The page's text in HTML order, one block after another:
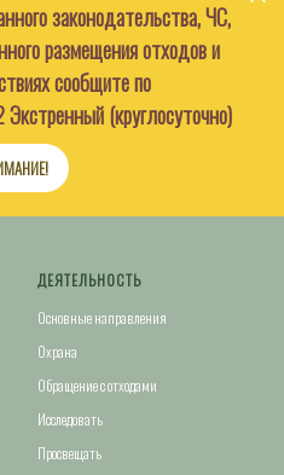
законодательства, ЧС,
размещения отходов и
сообщите по
Экстренный (круглосуточно)
ДЕЯТЕЛЬНОСТЬ
Основные направления
Охрана
Обращение с отходами
Исследовать
Просвещать